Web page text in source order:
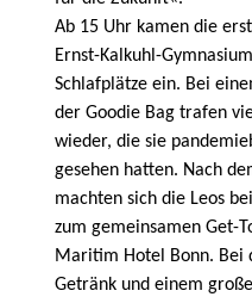
Ab 15 Uhr kamen die
Ernst-Kalkuhl-
Schlafplätze ein. Bei
der Goodie Bag trafen
wieder, die sie
gesehen hatten. Nach
machten sich die Leos
zum gemeinsamen Get-
Maritim Hotel Bonn. Bei
Getränk und einem